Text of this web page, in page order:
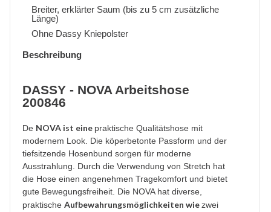
Breiter, erklärter Saum (bis zu 5 cm zusätzliche
Länge)
Ohne Dassy Kniepolster
Beschreibung
DASSY - NOVA Arbeitshose
200846
De NOVA ist eine praktische Qualitätshose mit
modernem Look. Die köperbetonte Passform und der
tiefsitzende Hosenbund sorgen für moderne
Ausstrahlung. Durch die Verwendung von Stretch hat
die Hose einen angenehmen Tragekomfort und bietet
gute Bewegungsfreiheit. Die NOVA hat diverse,
praktischeAufbewahrungsmöglichkeiten wiezwei